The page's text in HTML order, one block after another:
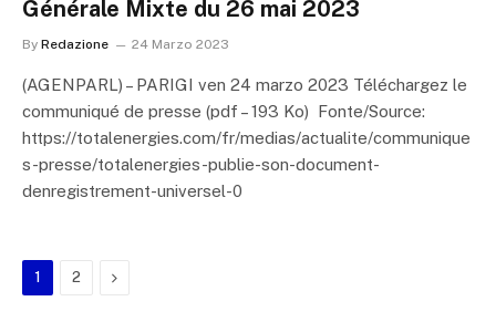
Générale Mixte du 26 mai 2023
By Redazione 24 Marzo 2023
(AGENPARL) – PARIGI ven 24 marzo 2023 Téléchargez le
communiqué de presse (pdf – 193 Ko) Fonte/Source:
https://totalenergies.com/fr/medias/actualite/communique
s-presse/totalenergies-publie-son-document-
denregistrement-universel-0
1 2 Next